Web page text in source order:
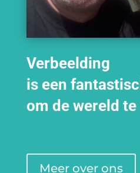
Verbeelding
is een
om de wereld
Meer over ons